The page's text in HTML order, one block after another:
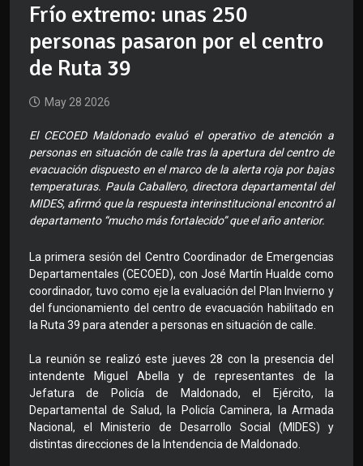
Frío extremo: unas 250
personas pasaron por el centro
de Ruta 39
May 28 2026
El CECOED Maldonado evaluó el operativo de atención a
personas en situación de calle tras la apertura del centro de
evacuación dispuesto en el marco de la alerta roja por bajas
temperaturas. Paula Caballero, directora departamental del
MIDES, afirmó que la respuesta interinstitucional encontró al
departamento “mucho más fortalecido” que el año anterior.
La primera sesión del Centro Coordinador de Emergencias
Departamentales (CECOED), con José Martín Hualde como
coordinador, tuvo como eje la evaluación del Plan Invierno y
del funcionamiento del centro de evacuación habilitado en
la Ruta 39 para atender a personas en situación de calle.
La reunión se realizó este jueves 28 con la presencia del
intendente Miguel Abella y de representantes de la
Jefatura de Policía de Maldonado, el Ejército, la
Departamental de Salud, la Policía Caminera, la Armada
Nacional, el Ministerio de Desarrollo Social (MIDES) y
distintas direcciones de la Intendencia de Maldonado.